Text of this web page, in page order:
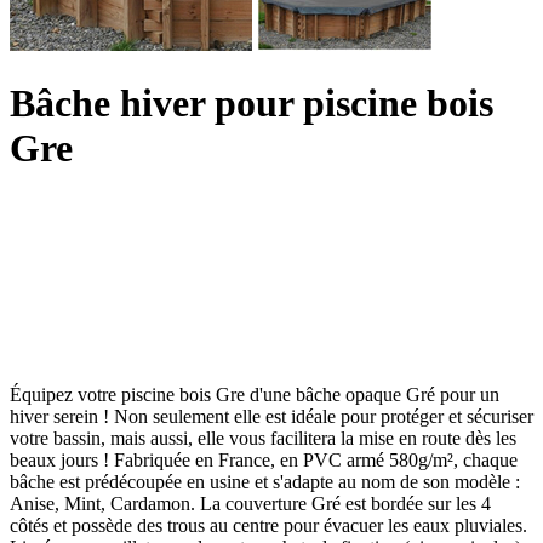
Bâche hiver pour piscine bois
Gre
Équipez votre piscine bois Gre d'une bâche opaque Gré pour un
hiver serein ! Non seulement elle est idéale pour protéger et sécuriser
votre bassin, mais aussi, elle vous facilitera la mise en route dès les
beaux jours ! Fabriquée en France, en PVC armé 580g/m², chaque
bâche est prédécoupée en usine et s'adapte au nom de son modèle :
Anise, Mint, Cardamon. La couverture Gré est bordée sur les 4
côtés et possède des trous au centre pour évacuer les eaux pluviales.